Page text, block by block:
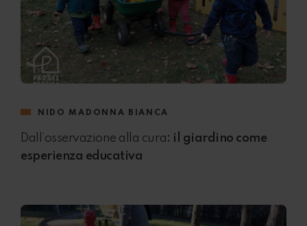
NIDO MADONNA BIANCA
Dall’osservazione alla cura: il giardino come
esperienza educativa